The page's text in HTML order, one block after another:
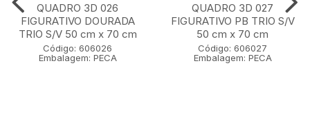
QUADRO 3D 026
FIGURATIVO DOURADA
TRIO S/V 50 cm x 70 cm
Código: 606026
Embalagem: PECA
QUADRO 3D 027
FIGURATIVO PB TRIO S/V
50 cm x 70 cm
Código: 606027
Embalagem: PECA